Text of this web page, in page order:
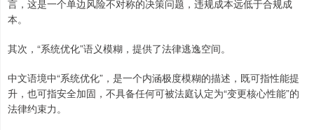
言，这是一个单边风险不对称的决策问题，违规成本远低于合规成
本。
其次，“系统优化”语义模糊，提供了法律逃逸空间。
中文语境中“系统优化”，是一个内涵极度模糊的描述，既可指性能提
升，也可指安全加固，不具备任何可被法庭认定为“变更核心性能”的
法律约束力。